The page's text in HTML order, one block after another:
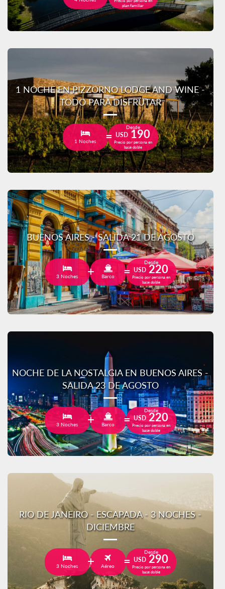
plan familiar
1 NOCHE EN PIZZORNO LODGE AND WINE -
TODO PARA DISFRUTAR
1 Noches
Desde
USD 190
Precio por persona en
base doble
BUENOS AIRES - SALIDA 21 DE AGOSTO
3 Noches Barco
Desde
USD 220
Precio por persona en
base doble
NOCHE DE LA NOSTALGIA EN BUENOS AIRES -
SALIDA 23 DE AGOSTO
3 Noches Barco
Desde
USD 220
Precio por persona en
base doble
RIO DE JANEIRO - ESCAPADA - 3 NOCHES -
DICIEMBRE
3 Noches Aéreo
Desde
USD 290
Precio por persona en
base doble